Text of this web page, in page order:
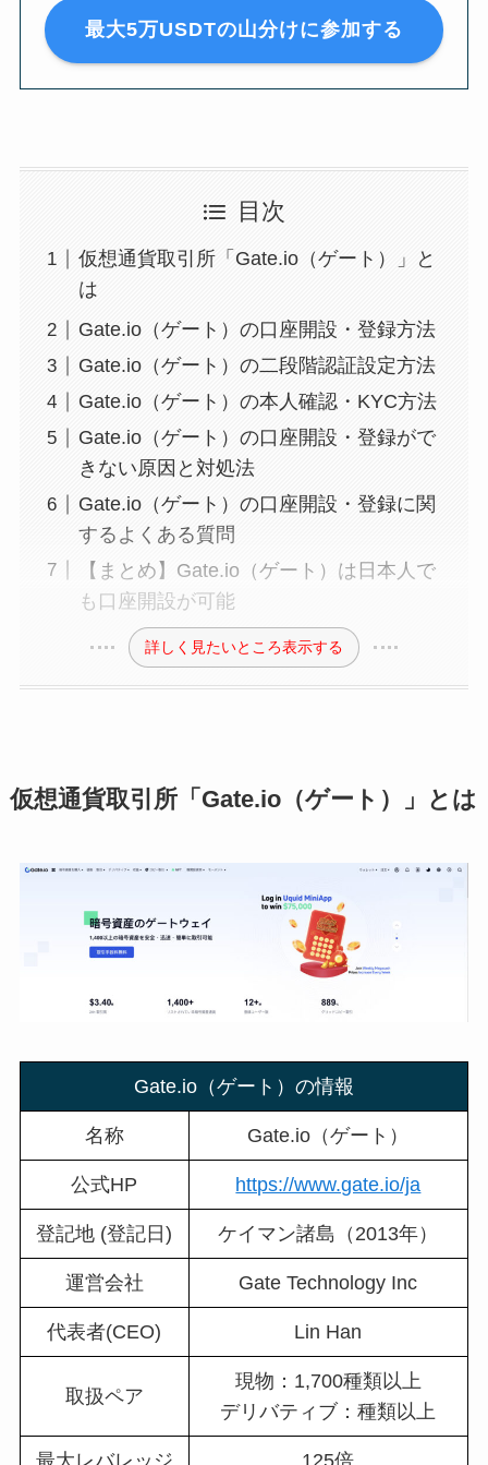
最大5万USDTの山分けに参加する
目次
仮想通貨取引所「Gate.io（ゲート）」と
は
Gate.io（ゲート）の口座開設・登録方法
Gate.io（ゲート）の二段階認証設定方法
Gate.io（ゲート）の本人確認・KYC方法
Gate.io（ゲート）の口座開設・登録がで
きない原因と対処法
Gate.io（ゲート）の口座開設・登録に関
するよくある質問
【まとめ】Gate.io（ゲート）は日本人で
も口座開設が可能
詳しく見たいところ表示する
仮想通貨取引所「Gate.io（ゲート）」とは
Gate.io（ゲート）の情報
名称 Gate.io（ゲート）
公式HP https://www.gate.io/ja
登記地 (登記日) ケイマン諸島（2013年）
運営会社 Gate Technology Inc
代表者(CEO) Lin Han
取扱ペア
現物：1,700種類以上
デリバティブ：種類以上
最大レバレッジ 125倍